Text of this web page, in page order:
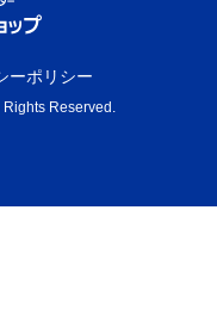
ーポリシー
Rights Reserved.